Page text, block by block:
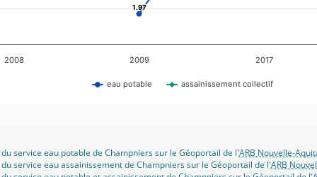
1.97
1.97
eau potable assainissement collectif
2008 2009 2017
service eau potable de Champniers sur le Géoportail de l'ARB Nouvelle-
service eau assainissement de Champniers sur le Géoportail de l'ARB